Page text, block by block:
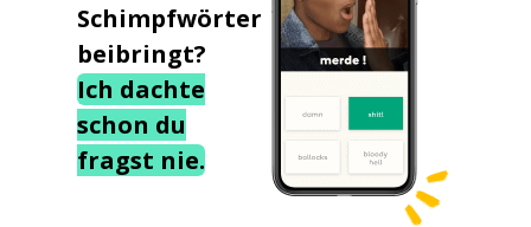
Schimpfwörter
beibringt?
Ich dachte
schon du
fragst nie.